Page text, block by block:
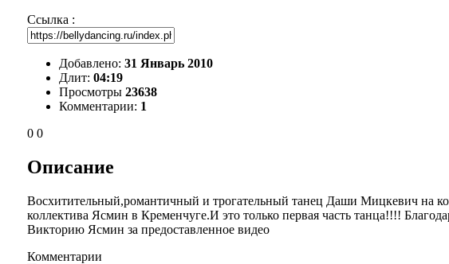
Ссылка :
Добавлено: 31 Январь 2010
Длит: 04:19
Просмотры 23638
Комментарии: 1
0 0
Описание
Восхитительный,романтичный и трогательный танец Даши Мицкевич на
коллектива Ясмин в Кременчуге.И это только первая часть танца!!!!
Викторию Ясмин за предоставленное видео
Комментарии